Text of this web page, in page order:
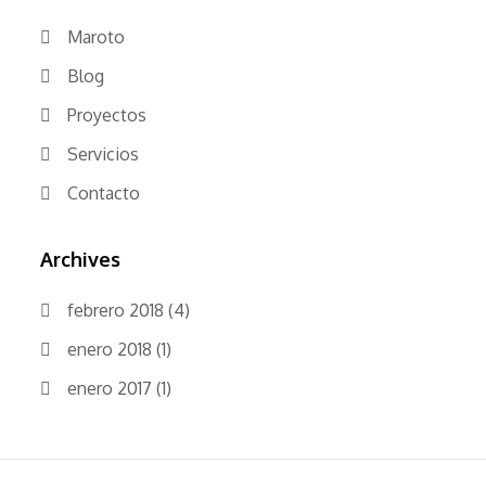
Maroto
Blog
Proyectos
Servicios
Contacto
Archives
febrero 2018 (4)
enero 2018 (1)
enero 2017 (1)